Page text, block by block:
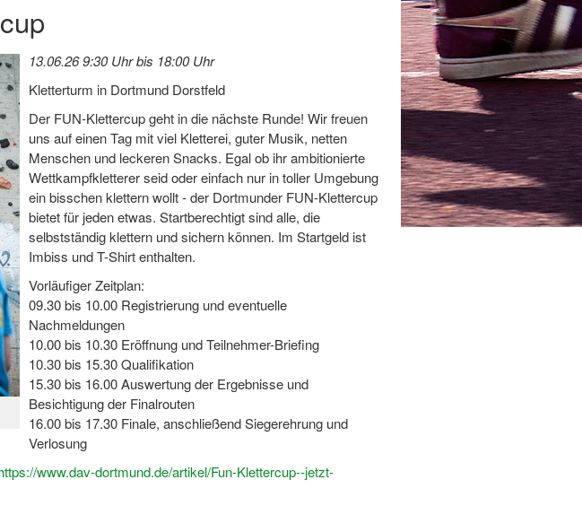
13.06.26 9:30 Uhr bis 18:00 Uhr
Kletterturm in Dortmund Dorstfeld
Der FUN-Klettercup geht in die nächste Runde! Wir freuen
uns auf einen Tag mit viel Kletterei, guter Musik, netten
Menschen und leckeren Snacks. Egal ob ihr ambitionierte
Wettkampfkletterer seid oder einfach nur in toller Umgebung
ein bisschen klettern wollt - der Dortmunder FUN-Klettercup
bietet für jeden etwas. Startberechtigt sind alle, die
selbstständig klettern und sichern können. Im Startgeld ist
Imbiss und T-Shirt enthalten.
Vorläufiger Zeitplan:
09.30 bis 10.00 Registrierung und eventuelle
Nachmeldungen
10.00 bis 10.30 Eröffnung und Teilnehmer-Briefing
10.30 bis 15.30 Qualifikation
15.30 bis 16.00 Auswertung der Ergebnisse und
Besichtigung der Finalrouten
16.00 bis 17.30 Finale, anschließend Siegerehrung und
Verlosung
www.dav-dortmund.de/artikel/Fun-Klettercup--jetzt-